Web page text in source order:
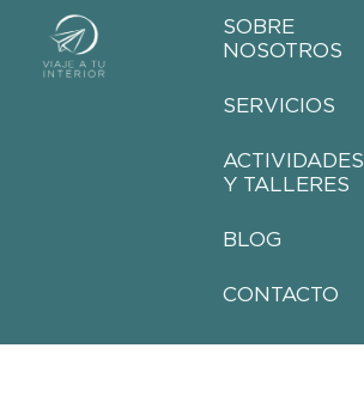
SOBRE
NOSOTROS
SERVICIOS
ACTIVIDADES
Y TALLERES
BLOG
CONTACTO